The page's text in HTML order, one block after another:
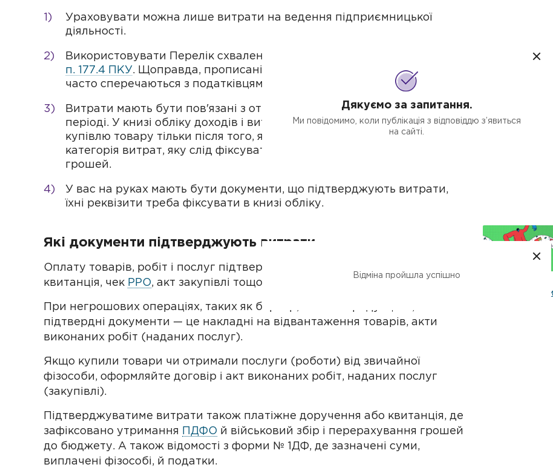
Ураховувати можна лише витрати на ведення підприємницької
діяльності.
Використовувати Перелік схвалених Податковим кодексом витрат із
п. 177.4 ПКУ. Щоправда, прописані вони там нечітко, через що
часто сперечаються з податківцями.
Витрати мають бути пов'язані з отриманням доходу в поточному
періоді. У книзі обліку доходів і витрат ви фіксуєте витрати на
купівлю товару тільки після того, як продасте цей товар, але є
категорія витрат, яку слід фіксувати на дату фактичної сплати
грошей.
У вас на руках мають бути документи, що підтверджують витрати,
їхні реквізити треба фіксувати в книзі обліку.
загальній системі
Які документи підтверджують витрати
Оплату товарів, робіт і послуг підтверджує: платіжне доручення,
квитанція, чек РРО, акт закупівлі тощо.
При негрошових операціях, таких як бартер, оплата продукцією,
підтвердні документи — це накладні на відвантаження товарів, акти
виконаних робіт (наданих послуг).
Якщо купили товари чи отримали послуги (роботи) від звичайної
фізособи, оформляйте договір і акт виконаних робіт, наданих послуг
(закупівлі).
Підтверджуватиме витрати також платіжне доручення або квитанція, де
зафіксовано утримання
ПДФО й військовий збір і перерахування грошей
до бюджету. А також відомості з форми № 1ДФ, де зазначені суми,
виплачені фізособі, й податки.
Дякуємо за запитання.
Ми повідомимо, коли публікація з відповіддю з’явиться
на сайті.
Відміна пройшла успішно